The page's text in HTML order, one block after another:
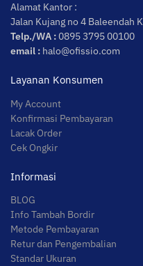
Alamat Kantor :
Jalan Kujang no 4 Baleendah
Telp./WA :0895 3795 00100
email : halo@ofissio.com
Layanan Konsumen
My Account
Konfirmasi Pembayaran
Lacak Order
Cek Ongkir
Informasi
BLOG
Info Tambah Bordir
Metode Pembayaran
Retur dan Pengembalian
Standar Ukuran